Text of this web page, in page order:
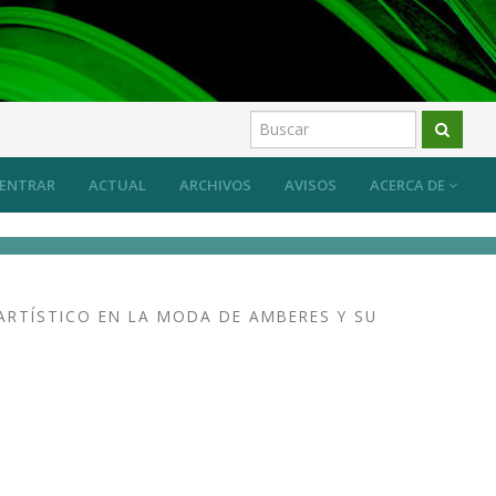
ACTUAL ARCHIVOS AVISOS ACERCA DE
ENTRAR
específico del arte y su transmisión Artículos
EN LA MODA DE AMBERES Y SU